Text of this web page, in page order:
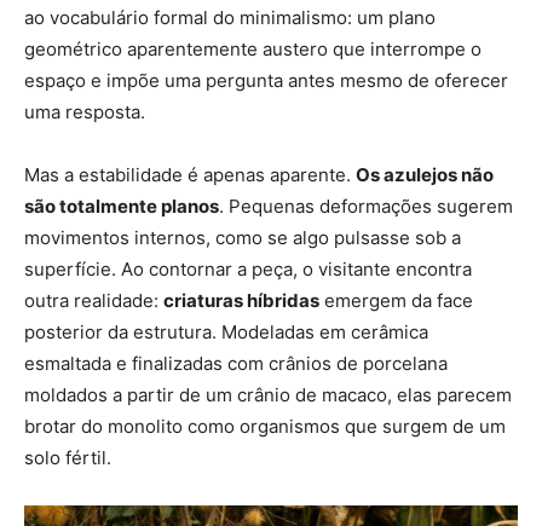
ao vocabulário formal do minimalismo: um plano
geométrico aparentemente austero que interrompe o
espaço e impõe uma pergunta antes mesmo de oferecer
uma resposta.
Mas a estabilidade é apenas aparente. Os azulejos não
são totalmente planos. Pequenas deformações sugerem
movimentos internos, como se algo pulsasse sob a
superfície. Ao contornar a peça, o visitante encontra
outra realidade: criaturas híbridas emergem da face
posterior da estrutura. Modeladas em cerâmica
esmaltada e finalizadas com crânios de porcelana
moldados a partir de um crânio de macaco, elas parecem
brotar do monolito como organismos que surgem de um
solo fértil.